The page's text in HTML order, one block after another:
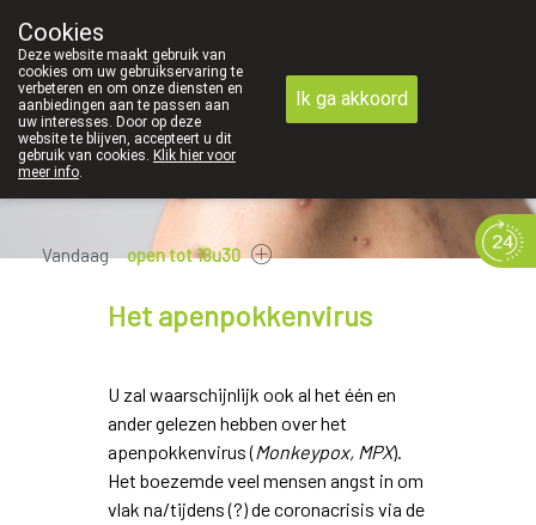
Vandaag open tot 18u30
Het apenpokkenvirus
U zal waarschijnlijk ook al het één en
ander gelezen hebben over het
apenpokkenvirus (Monkeypox, MPX).
Het boezemde veel mensen angst in om
vlak na/tijdens (?) de coronacrisis via de
Cookies
Deze website maakt gebruik van
cookies om uw gebruikservaring te
verbeteren en om onze diensten en
aanbiedingen aan te passen aan
uw interesses. Door op deze
website te blijven, accepteert u dit
gebruik van cookies. Klik hier voor
meer info.
Ik ga akkoord